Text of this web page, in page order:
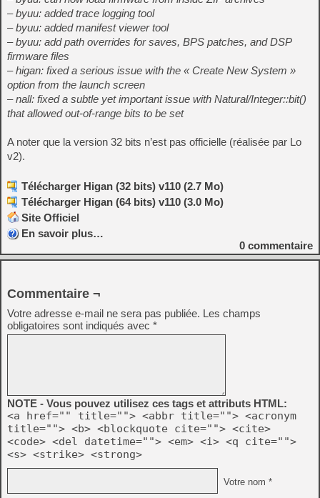
– byuu: added trace logging tool
– byuu: added manifest viewer tool
– byuu: add path overrides for saves, BPS patches, and DSP
firmware files
– higan: fixed a serious issue with the « Create New System »
option from the launch screen
– nall: fixed a subtle yet important issue with Natural/Integer::bit()
that allowed out-of-range bits to be set
A noter que la version 32 bits n’est pas officielle (réalisée par Lo
v2).
Télécharger Higan (32 bits) v110 (2.7 Mo)
Télécharger Higan (64 bits) v110 (3.0 Mo)
Site Officiel
En savoir plus…
0 commentaire
Commentaire ¬
Votre adresse e-mail ne sera pas publiée. Les champs
obligatoires sont indiqués avec *
NOTE - Vous pouvez utilisez ces tags et attributs HTML:
<a href="" title=""> <abbr title=""> <acronym
title=""> <b> <blockquote cite=""> <cite>
<code> <del datetime=""> <em> <i> <q cite="">
<s> <strike> <strong>
Votre nom *